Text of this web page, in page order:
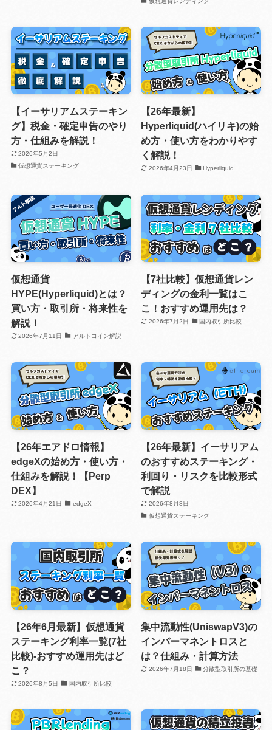
【イーサリアムステーキン
グ】税金・確定申告のやり
方・仕組みを解説！
2026年5月2日
仮想通貨ステーキング
【26年最新】
Hyperliquid(ハイリキ)の始
め方・使い方をわかりやす
く解説！
2026年4月23日 Hyperliquid
仮想通貨
HYPE(Hyperliquid)とは？
買い方・取引所・将来性を
解説！
2026年7月11日 アルトコイン解説
【7社比較】仮想通貨レン
ディングの金利一覧はこ
こ！おすすめ運用先は？
2026年7月2日 国内取引所比較
【26年エアドロ情報】
edgeXの始め方・使い方・
仕組みを解説！【Perp
DEX】
2026年4月21日 edgeX
【26年最新】イーサリアム
のおすすめステーキング・
利回り・リスクを比較形式
で解説
2026年8月8日
仮想通貨ステーキング
【26年6月最新】仮想通貨
ステーキング利率一覧(7社
比較)-おすすめ運用先はど
こ？
2026年8月5日 国内取引所比較
集中流動性(UniswapV3)の
インパーマネントロスと
は？仕組み・計算方法
2026年7月18日 分散型取引所の基礎